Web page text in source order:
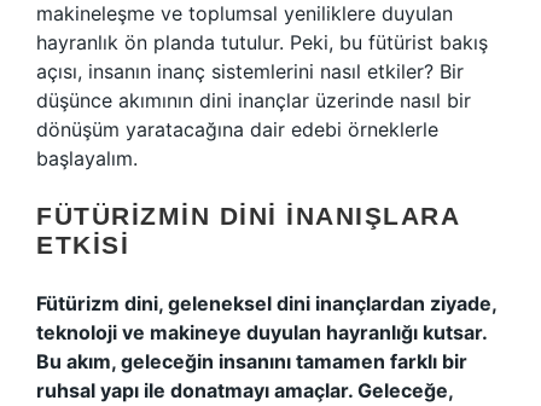
makineleşme ve toplumsal yeniliklere duyulan
hayranlık ön planda tutulur. Peki, bu fütürist bakış
açısı, insanın inanç sistemlerini nasıl etkiler? Bir
düşünce akımının dini inançlar üzerinde nasıl bir
dönüşüm yaratacağına dair edebi örneklerle
başlayalım.
FÜTÜRIZMIN DINI İNANIŞLARA
ETKISI
Fütürizm dini, geleneksel dini inançlardan ziyade,
teknoloji ve makineye duyulan hayranlığı kutsar.
Bu akım, geleceğin insanını tamamen farklı bir
ruhsal yapı ile donatmayı amaçlar. Geleceğe,